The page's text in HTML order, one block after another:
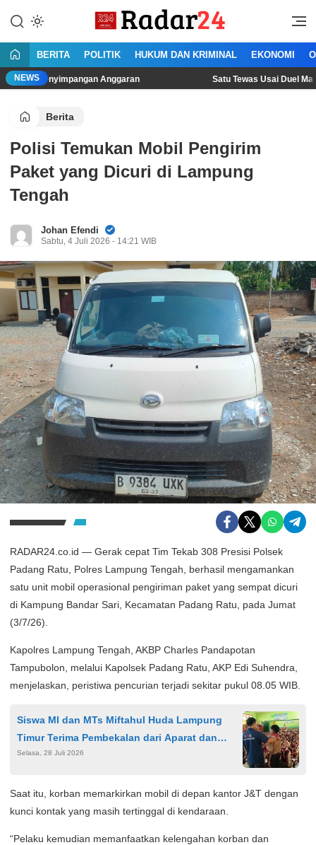
konten
Radar24.co.id
Jujur Lantang Bersuara
BERITA POLITIK HUKUM DAN KRIMINAL EKONOMI
NEWS Anggaran Satu Tewas Usai Duel Maut Dua Pria
Berita
Polisi Temukan Mobil Pengirim
Paket yang Dicuri di Lampung
Tengah
Johan Efendi
Sabtu, 4 Juli 2026 - 14:21 WIB
RADAR24.co.id — Gerak cepat Tim Tekab 308 Presisi Polsek
Padang Ratu, Polres Lampung Tengah, berhasil mengamankan
satu unit mobil operasional pengiriman paket yang sempat dicuri
di Kampung Bandar Sari, Kecamatan Padang Ratu, pada Jumat
(3/7/26).
Kapolres Lampung Tengah, AKBP Charles Pandapotan
Tampubolon, melalui Kapolsek Padang Ratu, AKP Edi Suhendra,
menjelaskan, peristiwa pencurian terjadi sekitar pukul 08.05 WIB.
Siswa MI dan MTs Miftahul Huda Lampung
Timur Terima Pembekalan dari Aparat dan
Organisasi Wartawan
Selasa, 28 Juli 2026
Saat itu, korban memarkirkan mobil di depan kantor J&T dengan
kunci kontak yang masih tertinggal di kendaraan.
“Pelaku kemudian memanfaatkan kelengahan korban dan